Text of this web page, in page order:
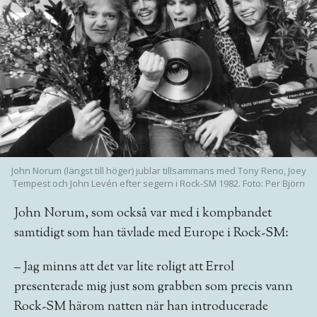
John Norum (längst till höger) jublar tillsammans med Tony Reno, Joey
Tempest och John Levén efter segern i Rock-SM 1982. Foto: Per Björn
John Norum, som också var med i komp­bandet
samtidigt som han tävlade med Europe i Rock­-SM:
– Jag minns att det var lite roligt att Errol
presenterade mig just som grabben som precis vann
Rock-­SM härom natten när han introducerade